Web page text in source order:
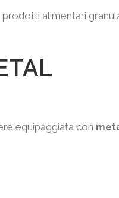
alimentari
equipaggiata con